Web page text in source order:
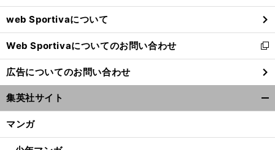
ウ
で
開
く
web Sportivaについて
Web Sportivaについてのお問い合わせ
新
し
い
ウ
ィ
ン
ウ
広告についてのお問い合わせ
集英社サイト
マンガ